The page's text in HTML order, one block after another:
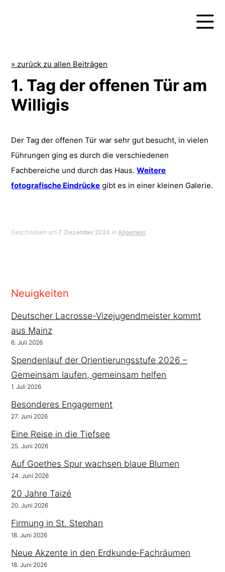
» zurück zu allen Beiträgen
1. Tag der offenen Tür am
Willigis
Der Tag der offenen Tür war sehr gut besucht, in vielen
Führungen ging es durch die verschiedenen
Fachbereiche und durch das Haus.Weitere
fotografische Eindrücke gibt es in einer kleinen Galerie.
Geschrieben am7. Dezember 2024 inAllgemein
Neuigkeiten
Deutscher Lacrosse-Vizejugendmeister kommt
aus Mainz
6. Juli 2026
Spendenlauf der Orientierungsstufe 2026 –
Gemeinsam laufen, gemeinsam helfen
1. Juli 2026
Besonderes Engagement
27. Juni 2026
Eine Reise in die Tiefsee
25. Juni 2026
Auf Goethes Spur wachsen blaue Blumen
24. Juni 2026
20 Jahre Taizé
20. Juni 2026
Firmung in St. Stephan
18. Juni 2026
Neue Akzente in den Erdkunde‑Fachräumen
18. Juni 2026